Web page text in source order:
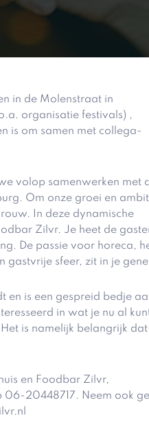
in de Molenstraat in
organisatie festivals) ,
is om samen met collega-
volop samenwerken met
Om onze groei en
In deze dynamische
Zilvr. Je heet de
De passie voor horeca,
gastvrije sfeer, zit in je
en is een gespreid bedje
in wat je nu al
is namelijk belangrijk dat
en Foodbar Zilvr,
06-20448717. Neem ook